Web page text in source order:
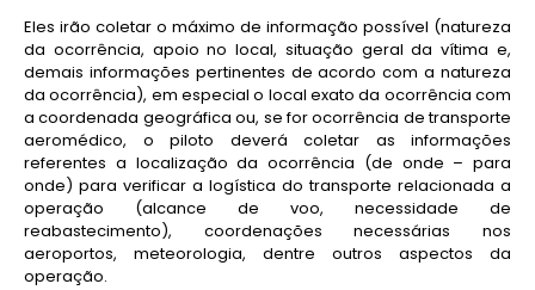
Eles irão coletar o máximo de informação possível (natureza
da ocorrência, apoio no local, situação geral da vítima e,
demais informações pertinentes de acordo com a natureza
da ocorrência), em especial o local exato da ocorrência com
a coordenada geográfica ou, se for ocorrência de transporte
aeromédico, o piloto deverá coletar as informações
referentes a localização da ocorrência (de onde – para
onde) para verificar a logística do transporte relacionada a
operação (alcance de voo, necessidade de
reabastecimento), coordenações necessárias nos
aeroportos, meteorologia, dentre outros aspectos da
operação.